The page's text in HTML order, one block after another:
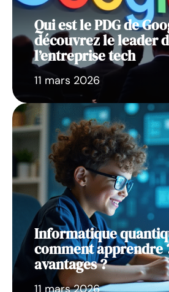
Qui est le PDG de
découvrez le leader
l’entreprise tech
11 mars 2026
Informatique
comment apprendre
avantages ?
11 mars 2026